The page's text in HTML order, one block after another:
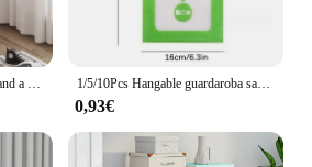
Appendiabiti Multi gancio Stand a forma di ramo di albero Mobile e comodo appendiabiti per la casa soggiorno dormitorio abbigliamento stoccaggio 1/5/10Pcs Hangable guardaroba sacchetto di deumidificazione a prova di umidità a prova di muffa sacchetto assorbente di umidità armadio dehumizer Eco Friendly
0,93€